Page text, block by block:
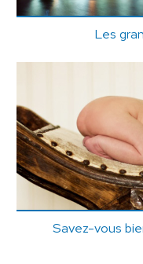
Les
Savez-vous